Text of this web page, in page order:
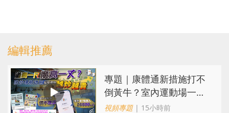
編輯推薦
專題｜康體通新措施打不
倒黃牛？室內運動場一場
難求越炒越貴
視頻專題| 15小時前